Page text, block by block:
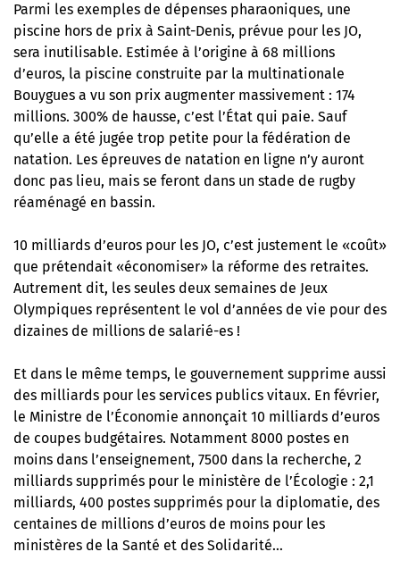
Parmi les exemples de dépenses pharaoniques, une
piscine hors de prix à Saint-Denis, prévue pour les JO,
sera inutilisable. Estimée à l’origine à 68 millions
d’euros, la piscine construite par la multinationale
Bouygues a vu son prix augmenter massivement : 174
millions. 300% de hausse, c’est l’État qui paie. Sauf
qu’elle a été jugée trop petite pour la fédération de
natation. Les épreuves de natation en ligne n’y auront
donc pas lieu, mais se feront dans un stade de rugby
réaménagé en bassin.
10 milliards d’euros pour les JO, c’est justement le «coût»
que prétendait «économiser» la réforme des retraites.
Autrement dit, les seules deux semaines de Jeux
Olympiques représentent le vol d’années de vie pour des
dizaines de millions de salarié-es !
Et dans le même temps, le gouvernement supprime aussi
des milliards pour les services publics vitaux. En février,
le Ministre de l’Économie annonçait 10 milliards d’euros
de coupes budgétaires. Notamment 8000 postes en
moins dans l’enseignement, 7500 dans la recherche, 2
milliards supprimés pour le ministère de l’Écologie : 2,1
milliards, 400 postes supprimés pour la diplomatie, des
centaines de millions d’euros de moins pour les
ministères de la Santé et des Solidarité…